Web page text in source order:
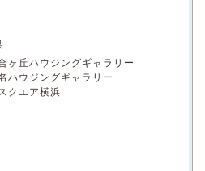
ヶ丘ハウジングギャラリー
ハウジングギャラリー
クエア横浜